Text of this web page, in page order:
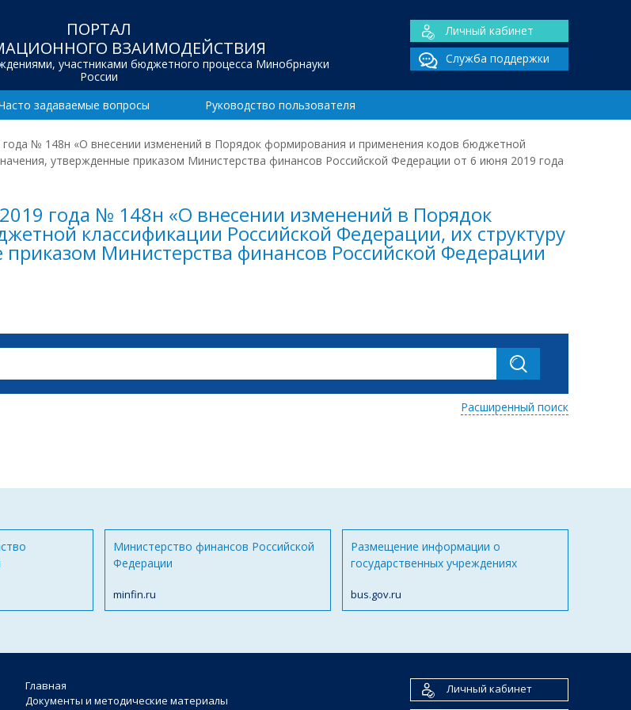
ПОРТАЛ
ВЗАИМОДЕЙСТВИЯ
участниками бюджетного процесса Минобрнауки
России
Личный кабинет
Служба поддержки
задаваемые вопросы Руководство пользователя
№ 148н «О внесении изменений в Порядок формирования и применения кодов бюджетной
утвержденные приказом Министерства финансов Российской Федерации от 6 июня 2019 года
года № 148н «О внесении изменений в Порядок
классификации Российской Федерации, их структуру
Министерства финансов Российской Федерации
Расширенный поиск
Министерство финансов Российской
Федерации
minfin.ru
Размещение информации о
государственных учреждениях
bus.gov.ru
Главная
Документы и методические материалы
Личный кабинет